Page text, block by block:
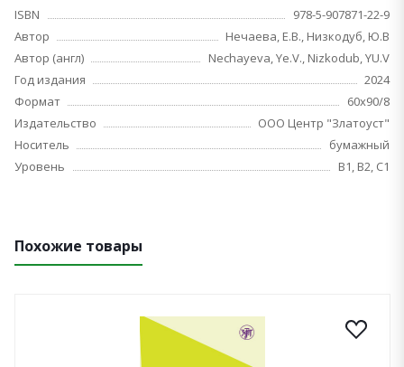
ISBN
978-5-907871-22-9
Автор
Нечаева, Е.В., Низкодуб, Ю.В
Автор (англ)
Nechayeva, Ye.V., Nizkodub, YU.V
Год издания
2024
Формат
60х90/8
Издательство
ООО Центр "Златоуст"
Носитель
бумажный
Уровень
B1, B2, C1
Похожие товары